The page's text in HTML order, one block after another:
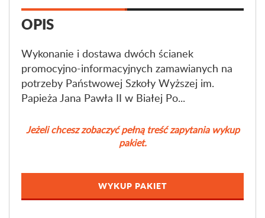
OPIS
Wykonanie i dostawa dwóch ścianek
promocyjno-informacyjnych zamawianych na
potrzeby Państwowej Szkoły Wyższej im.
Papieża Jana Pawła II w Białej Po...
Jeżeli chcesz zobaczyć pełną treść zapytania wykup
pakiet.
WYKUP PAKIET